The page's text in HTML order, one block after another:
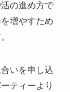
の進め方で
増やすため
いを申し込
ティーより